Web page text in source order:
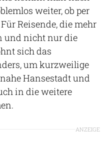
weiter, ob per
Reisende, die mehr
und nicht nur die
sich das
um kurzweilige
Hansestadt und
in die weitere
ANZEIGE